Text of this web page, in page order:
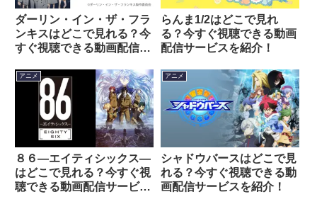
ダーリン・イン・ザ・フラ
ンキスはどこで見れる？今
すぐ視聴できる動画配信サ
らんま1/2はどこで見れ
る？今すぐ視聴できる動画
配信サービスを紹介！
アニメ
８６―エイティシックス―
はどこで見れる？今すぐ視
聴できる動画配信サービス
アニメ
シャドウバースはどこで見
れる？今すぐ視聴できる動
画配信サービスを紹介！